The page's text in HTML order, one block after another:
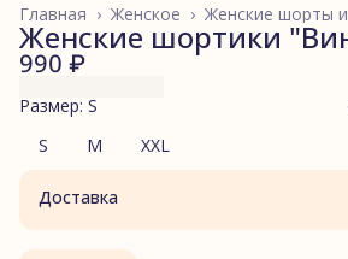
Женские шорты
Женское ›
Главная ›
Женские шортики
990 ₽
Размер: S
S
M XXL
Доставка